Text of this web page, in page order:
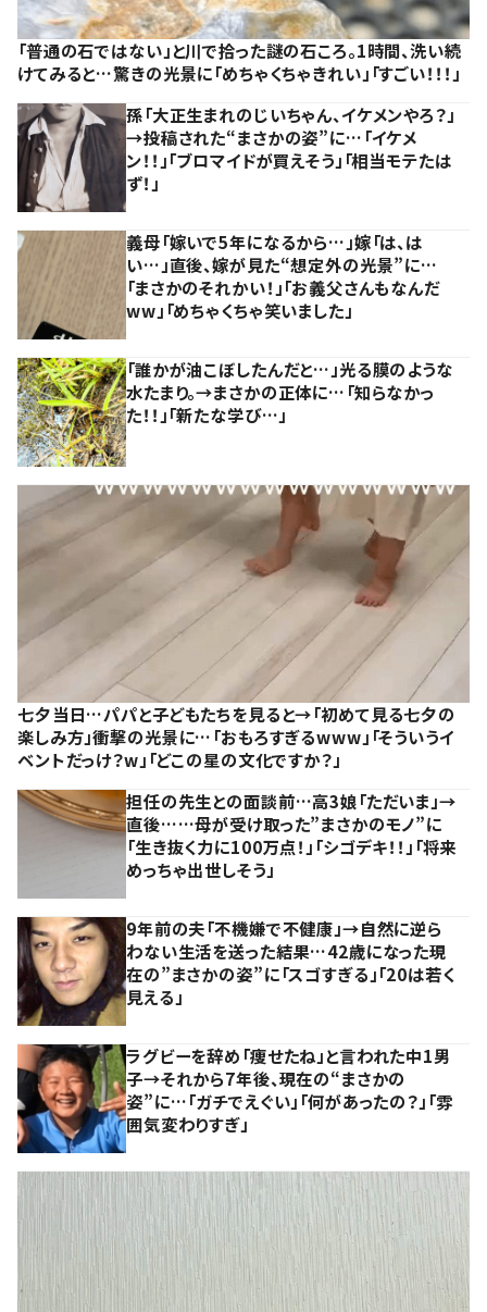
「普通の石ではない」と川で拾った謎の石ころ。1時間、洗い続
けてみると…驚きの光景に「めちゃくちゃきれい」「すごい！！！」
孫「大正生まれのじいちゃん、イケメンやろ？」
→投稿された“まさかの姿”に…「イケメ
ン！！」「ブロマイドが買えそう」「相当モテたは
ず！」
義母「嫁いで5年になるから…」嫁「は、は
い…」直後、嫁が見た“想定外の光景”に…
「まさかのそれかい！」「お義父さんもなんだ
ww」「めちゃくちゃ笑いました」
「誰かが油こぼしたんだと…」光る膜のような
水たまり。→まさかの正体に…「知らなかっ
た！！」「新たな学び…」
七夕当日…パパと子どもたちを見ると→「初めて見る七夕の
楽しみ方」衝撃の光景に…「おもろすぎるwww」「そういうイ
ベントだっけ？w」「どこの星の文化ですか？」
担任の先生との面談前…高3娘「ただいま」→
直後……母が受け取った”まさかのモノ”に
「生き抜く力に100万点！」「シゴデキ！！」「将来
めっちゃ出世しそう」
9年前の夫「不機嫌で不健康」→自然に逆ら
わない生活を送った結果…42歳になった現
在の”まさかの姿”に「スゴすぎる」「20は若く
見える」
ラグビーを辞め「痩せたね」と言われた中1男
子→それから7年後、現在の“まさかの
姿”に…「ガチでえぐい」「何があったの？」「雰
囲気変わりすぎ」